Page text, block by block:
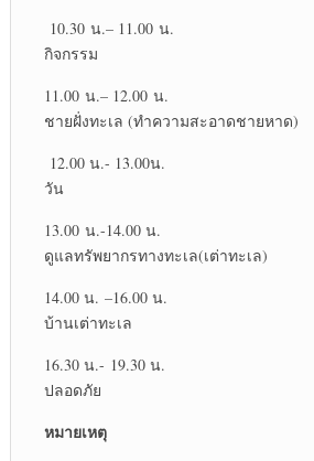
10.30 น.– 11.00 น. เดิน
กิจกรรม
11.00 น.– 12.00 น. กิจก
ชายฝั่งทะเล (ทำความสะอาดชายหาด)
12.00 น.- 13.00น. รับปร
วัน
13.00 น.-14.00 น. รับฟัง
ดูแลทรัพยากรทางทะเล(เต่าทะเล)
14.00 น. –16.00 น. กิจกร
บ้านเต่าทะเล
16.30 น.- 19.30 น. เดิน
ปลอดภัย
หมายเหตุ